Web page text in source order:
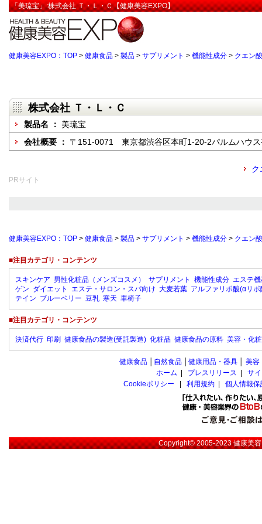
「美琉宝」:株式会社 Ｔ・Ｌ・Ｃ【健康美容EXPO】
健康美容EXPO：TOP > 健康食品 > 製品 > サプリメント > 機能性成分 > クエン酸
株式会社 Ｔ・Ｌ・Ｃ
製品名 ： 美琉宝
会社概要 ： 〒151-0071 東京都渋谷区本町1-20-2パルムハウ
ク
PRサイト
健康美容EXPO：TOP > 健康食品 > 製品 > サプリメント > 機能性成分 > クエン酸
■注目カテゴリ・コンテンツ
スキンケア 男性化粧品（メンズコスメ） サプリメント 機能性成分 エステ
ゲン ダイエット エステ・サロン・スパ向け 大麦若葉 アルファリポ酸(αリポ
テイン ブルーベリー 豆乳 寒天 車椅子
■注目カテゴリ・コンテンツ
決済代行 印刷 健康食品の製造(受託製造) 化粧品 健康食品の原料 美容・化
健康食品 自然食品 健康用品・器具 美容
ホーム
プレスリリース
サ
Cookieポリシー
利用規約 個人情報
Copyright© 2005-2023健康美